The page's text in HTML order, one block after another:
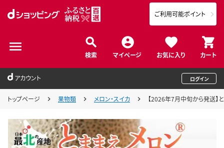
検索 マイページ お気に入り カート
ご利用可能ポイント
アカウント ログイン
トップページ 果物類 メロン・スイカ 【2026年7月中旬から発送